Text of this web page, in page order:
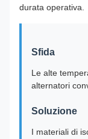
durata operativa.
Sfida
Le alte
alternatori
Soluzione
I materiali di